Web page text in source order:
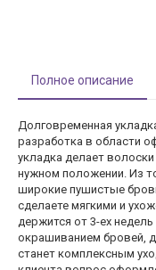
Полное описание
Долговременная
разработка в области
укладка делает
нужном положении. Из
широкие пушистые
сделаете мягкими и
держится от 3-ех
окрашиванием бровей,
станет комплексным